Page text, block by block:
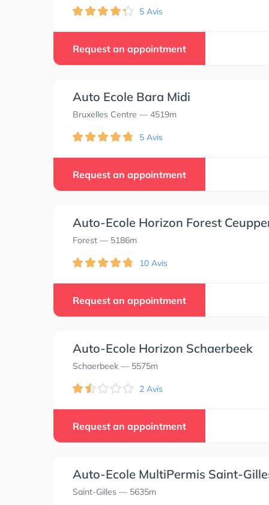
5 Avis
Request an appointment
Auto Ecole Bara Midi
Bruxelles Centre — 4519m
5 Avis
Request an appointment
Auto-Ecole Horizon Forest
Forest — 5186m
10 Avis
Request an appointment
Auto-Ecole Horizon Schaerbeek
Schaerbeek — 5575m
2 Avis
Request an appointment
Auto-Ecole MultiPermis Saint-
Saint-Gilles — 5635m